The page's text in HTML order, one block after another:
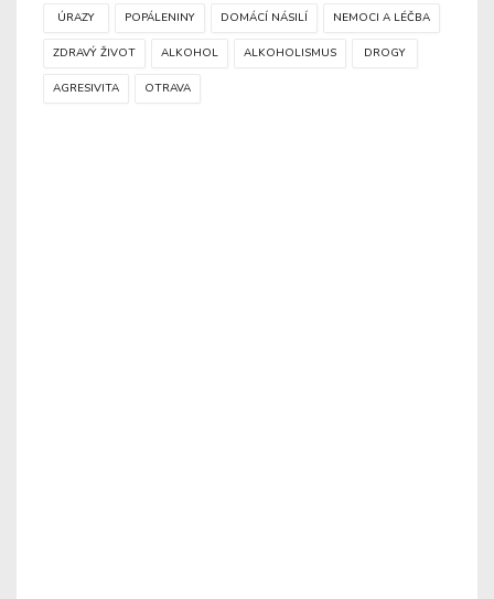
ÚRAZY POPÁLENINY DOMÁCÍ NÁSILÍ NEMOCI A LÉČBA
ZDRAVÝ ŽIVOT ALKOHOL ALKOHOLISMUS DROGY
AGRESIVITA OTRAVA